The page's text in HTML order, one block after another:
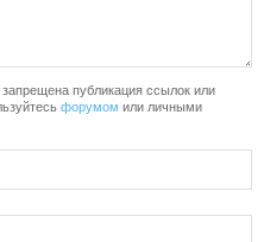
публикация ссылок или
форумом или личными